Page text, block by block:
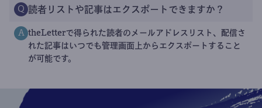
Q 読者リストや記事はエクスポートできますか？
A theLetterで得られた読者のメールアドレスリスト、配信さ
れた記事はいつでも管理画面上からエクスポートすること
が可能です。